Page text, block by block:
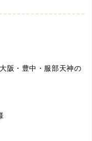
阪・豊中・服部天神の